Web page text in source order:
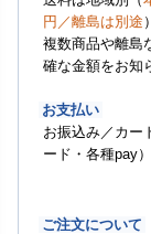
円／離島は別途
複数商品や離島
確な金額をお知
お支払い
お振込み／カー
ード・各種pay
ご注文について